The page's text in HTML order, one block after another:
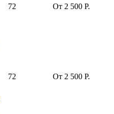
72 От 2 500 Р.
72 От 2 500 Р.